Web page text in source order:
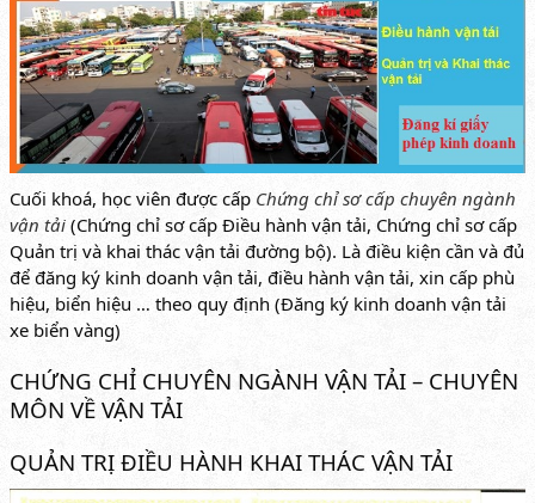
Cuối khoá, học viên được cấp Chứng chỉ sơ cấp chuyên ngành
vận tải (Chứng chỉ sơ cấp Điều hành vận tải, Chứng chỉ sơ cấp
Quản trị và khai thác vận tải đường bộ). Là điều kiện cần và đủ
để đăng ký kinh doanh vận tải, điều hành vận tải, xin cấp phù
hiệu, biển hiệu … theo quy định (Đăng ký kinh doanh vận tải
xe biển vàng)
CHỨNG CHỈ CHUYÊN NGÀNH VẬN TẢI – CHUYÊN
MÔN VỀ VẬN TẢI
QUẢN TRỊ ĐIỀU HÀNH KHAI THÁC VẬN TẢI